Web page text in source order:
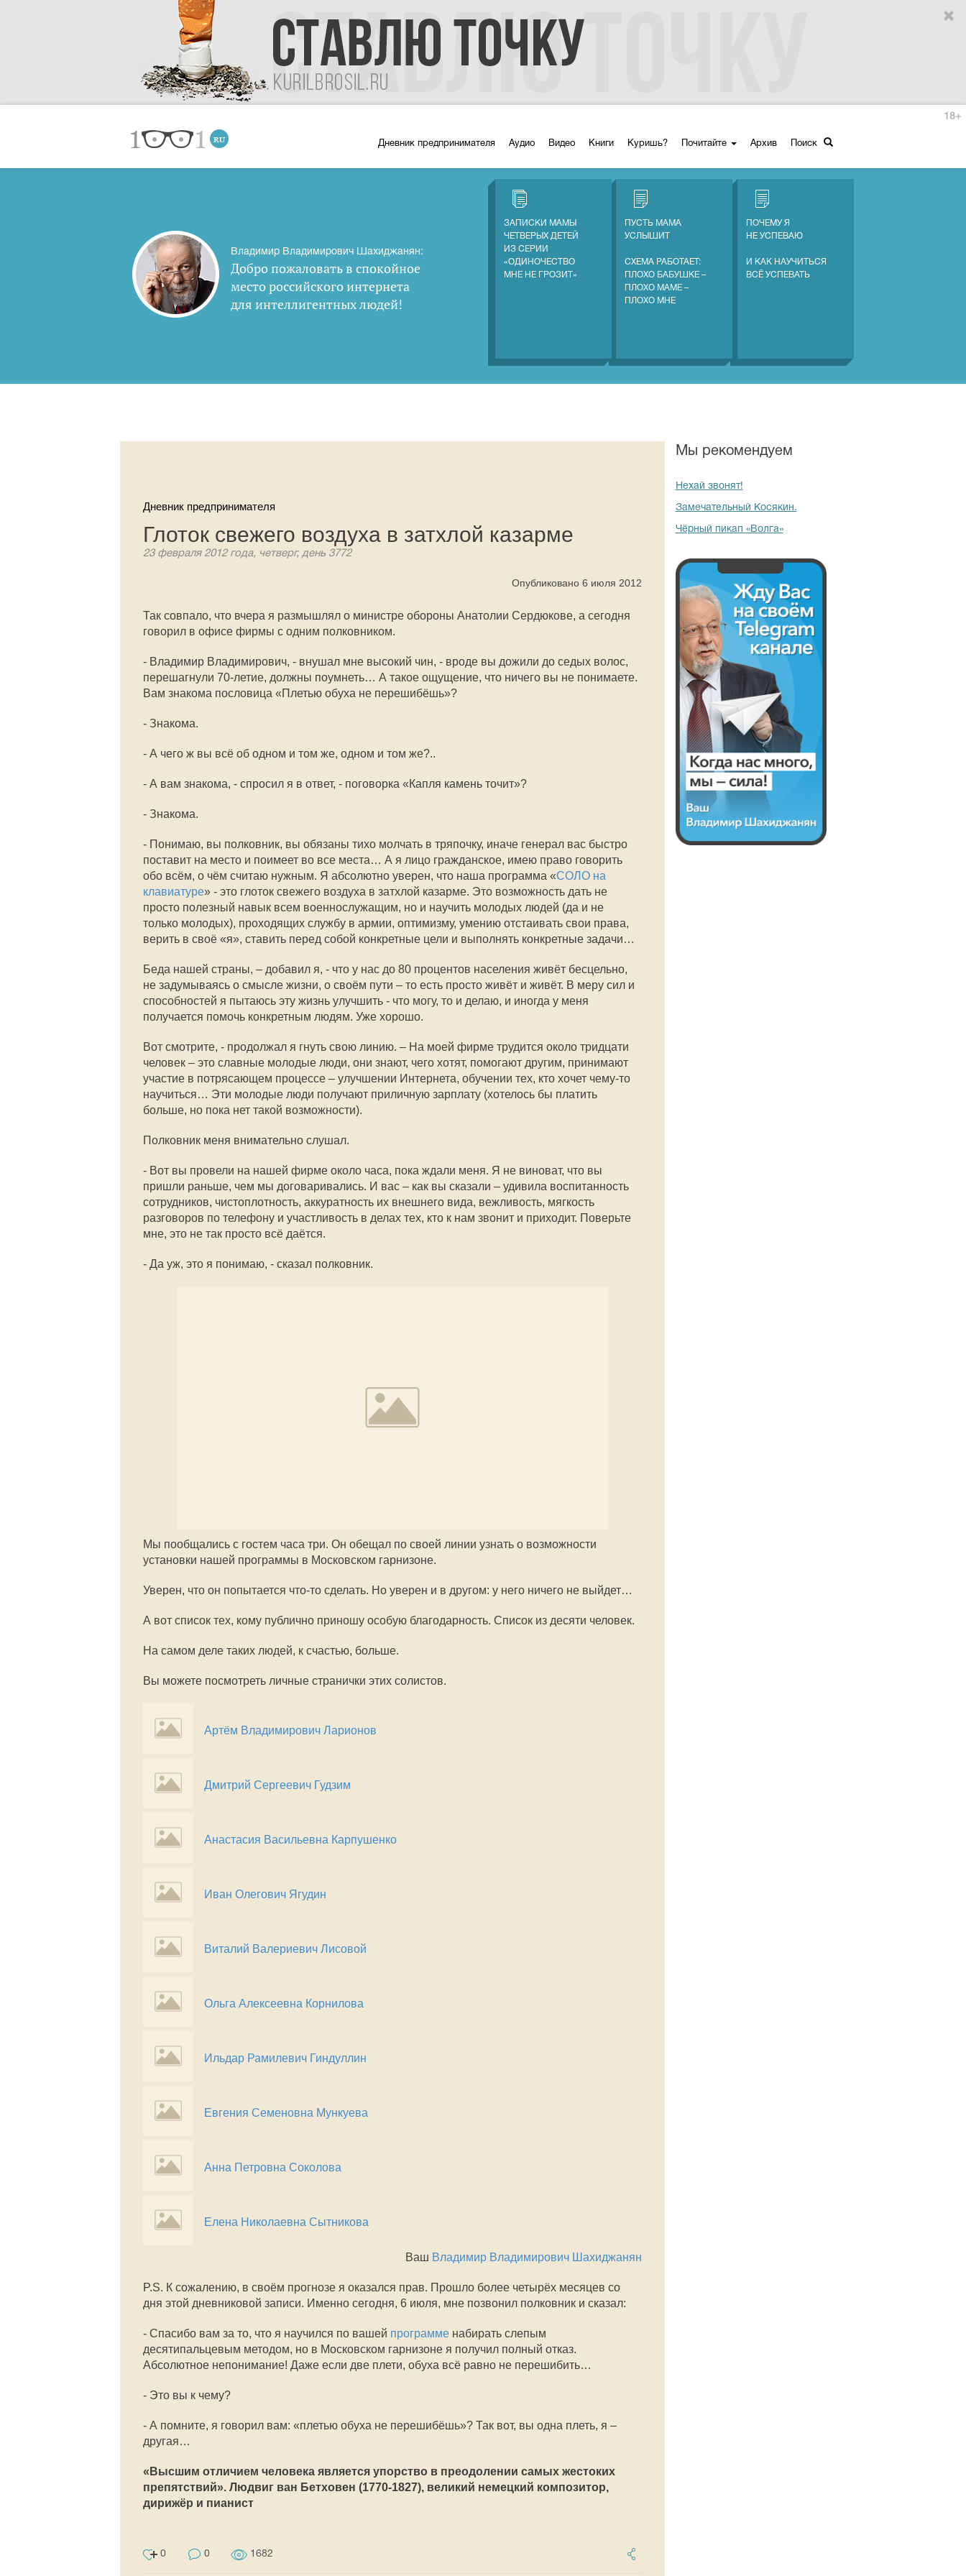
Дневник предпринимателя Аудио Видео Книги Куришь? Почитайте Архив Поиск
18+
Владимир Владимирович Шахиджанян:
Добро пожаловать в спокойное
место российского интернета
для интеллигентных людей!
ЗАПИСКИ МАМЫ
ЧЕТВЕРЫХ ДЕТЕЙ
ИЗ СЕРИИ
«ОДИНОЧЕСТВО
МНЕ НЕ ГРОЗИТ»
ПУСТЬ МАМА
УСЛЫШИТ
СХЕМА РАБОТАЕТ:
ПЛОХО БАБУШКЕ –
ПЛОХО МАМЕ –
ПЛОХО МНЕ
ПОЧЕМУ Я
НЕ УСПЕВАЮ
И КАК НАУЧИТЬСЯ
ВСЁ УСПЕВАТЬ
Дневник предпринимателя
Глоток свежего воздуха в затхлой казарме
23 февраля 2012 года, четверг, день 3772
Опубликовано 6 июля 2012
Так совпало, что вчера я размышлял о министре обороны Анатолии Сердюкове, а сегодня
говорил в офисе фирмы с одним полковником.
- Владимир Владимирович, - внушал мне высокий чин, - вроде вы дожили до седых волос,
перешагнули 70-летие, должны поумнеть… А такое ощущение, что ничего вы не понимаете.
Вам знакома пословица «Плетью обуха не перешибёшь»?
- Знакома.
- А чего ж вы всё об одном и том же, одном и том же?..
- А вам знакома, - спросил я в ответ, - поговорка «Капля камень точит»?
- Знакома.
- Понимаю, вы полковник, вы обязаны тихо молчать в тряпочку, иначе генерал вас быстро
поставит на место и поимеет во все места… А я лицо гражданское, имею право говорить
обо всём, о чём считаю нужным. Я абсолютно уверен, что наша программа «СОЛО на
клавиатуре» - это глоток свежего воздуха в затхлой казарме. Это возможность дать не
просто полезный навык всем военнослужащим, но и научить молодых людей (да и не
только молодых), проходящих службу в армии, оптимизму, умению отстаивать свои права,
верить в своё «я», ставить перед собой конкретные цели и выполнять конкретные задачи…
Беда нашей страны, – добавил я, - что у нас до 80 процентов населения живёт бесцельно,
не задумываясь о смысле жизни, о своём пути – то есть просто живёт и живёт. В меру сил и
способностей я пытаюсь эту жизнь улучшить - что могу, то и делаю, и иногда у меня
получается помочь конкретным людям. Уже хорошо.
Вот смотрите, - продолжал я гнуть свою линию. – На моей фирме трудится около тридцати
человек – это славные молодые люди, они знают, чего хотят, помогают другим, принимают
участие в потрясающем процессе – улучшении Интернета, обучении тех, кто хочет чему-то
научиться… Эти молодые люди получают приличную зарплату (хотелось бы платить
больше, но пока нет такой возможности).
Полковник меня внимательно слушал.
- Вот вы провели на нашей фирме около часа, пока ждали меня. Я не виноват, что вы
пришли раньше, чем мы договаривались. И вас – как вы сказали – удивила воспитанность
сотрудников, чистоплотность, аккуратность их внешнего вида, вежливость, мягкость
разговоров по телефону и участливость в делах тех, кто к нам звонит и приходит. Поверьте
мне, это не так просто всё даётся.
- Да уж, это я понимаю, - сказал полковник.
Мы пообщались с гостем часа три. Он обещал по своей линии узнать о возможности
установки нашей программы в Московском гарнизоне.
Уверен, что он попытается что-то сделать. Но уверен и в другом: у него ничего не выйдет…
А вот список тех, кому публично приношу особую благодарность. Список из десяти человек.
На самом деле таких людей, к счастью, больше.
Вы можете посмотреть личные странички этих солистов.
Артём Владимирович Ларионов
Дмитрий Сергеевич Гудзим
Анастасия Васильевна Карпушенко
Иван Олегович Ягудин
Виталий Валериевич Лисовой
Ольга Алексеевна Корнилова
Ильдар Рамилевич Гиндуллин
Евгения Семеновна Мункуева
Анна Петровна Cоколова
Елена Николаевна Сытникова
Ваш Владимир Владимирович Шахиджанян
P.S. К сожалению, в своём прогнозе я оказался прав. Прошло более четырёх месяцев со
дня этой дневниковой записи. Именно сегодня, 6 июля, мне позвонил полковник и сказал:
- Спасибо вам за то, что я научился по вашей программе набирать слепым
десятипальцевым методом, но в Московском гарнизоне я получил полный отказ.
Абсолютное непонимание! Даже если две плети, обуха всё равно не перешибить…
- Это вы к чему?
- А помните, я говорил вам: «плетью обуха не перешибёшь»? Так вот, вы одна плеть, я –
другая…
«Высшим отличием человека является упорство в преодолении самых жестоких
препятствий». Людвиг ван Бетховен (1770-1827), великий немецкий композитор,
дирижёр и пианист
0 0 1682
Мы рекомендуем
Нехай звонят!
Замечательный Косякин.
Чёрный пикап «Волга»